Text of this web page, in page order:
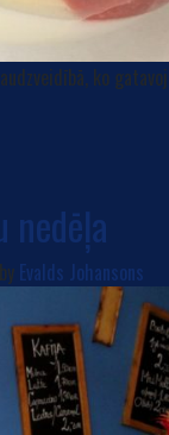
ko
nedēļa
by Evalds Johansons